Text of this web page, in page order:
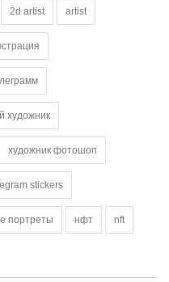
2d artist artist
художник
художник фотошоп
stickers
портреты нфт nft